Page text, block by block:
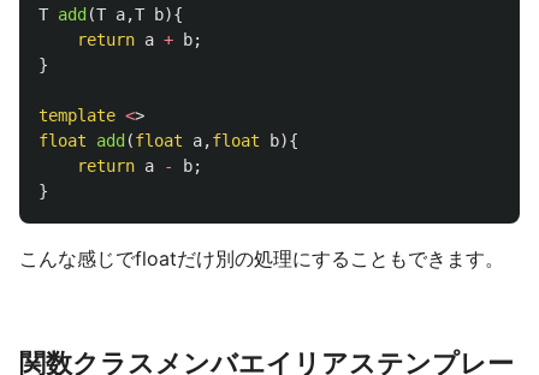
T add (T a,T b){
return a + b;
}
template <>
float
add (float a,float b){
return a - b;
}
こんな感じでfloatだけ別の処理にすることもできます。
関数クラスメンバエイリアステンプレー